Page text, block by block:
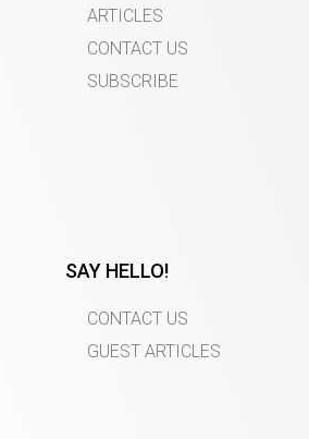
ARTICLES
CONTACT US
SUBSCRIBE
SAY HELLO!
CONTACT US
GUEST ARTICLES